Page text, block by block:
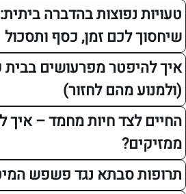
נפוצות בהדברה ביתית:
לכם זמן, כסף ותסכול
מפרעושים בבית עם
מהם לחזור)
חיות מחמד – איך לשמור
סבתא נגד פשפש המיטה